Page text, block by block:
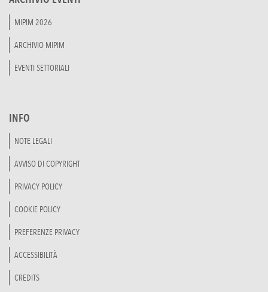
MIPIM 2026
ARCHIVIO MIPIM
EVENTI SETTORIALI
INFO
NOTE LEGALI
AVVISO DI COPYRIGHT
PRIVACY POLICY
COOKIE POLICY
PREFERENZE PRIVACY
ACCESSIBILITÀ
CREDITS